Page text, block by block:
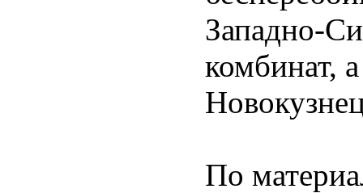
Западно-
комбинат,
По